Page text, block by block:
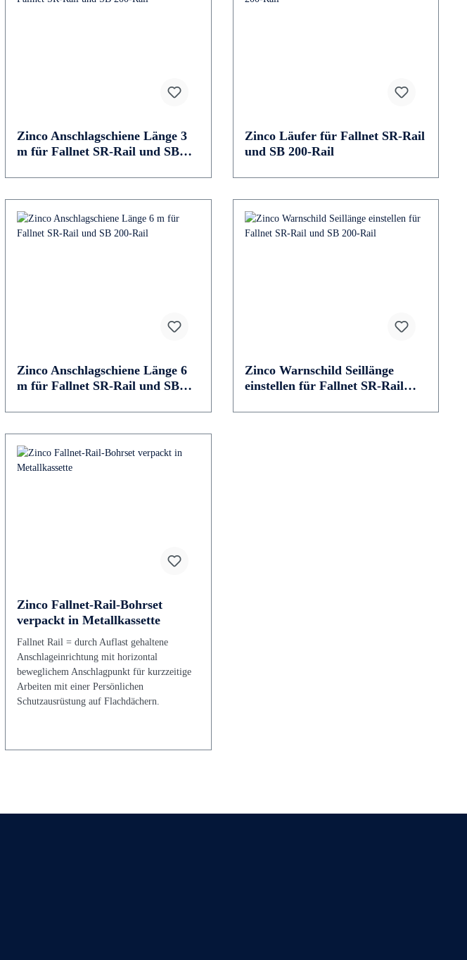
Zinco Anschlagschiene Länge 3
m für Fallnet SR-Rail und SB
Zinco Läufer für Fallnet SR-Rail
und SB 200-Rail
Zinco Anschlagschiene Länge 6
m für Fallnet SR-Rail und SB
Zinco Warnschild Seillänge
einstellen für Fallnet SR-Rail
Zinco Fallnet-Rail-Bohrset
verpackt in Metallkassette
Fallnet Rail = durch Auflast gehaltene
Anschlageinrichtung mit horizontal
beweglichem Anschlagpunkt für kurzzeitige
Arbeiten mit einer Persönlichen
Schutzausrüstung auf Flachdächern.